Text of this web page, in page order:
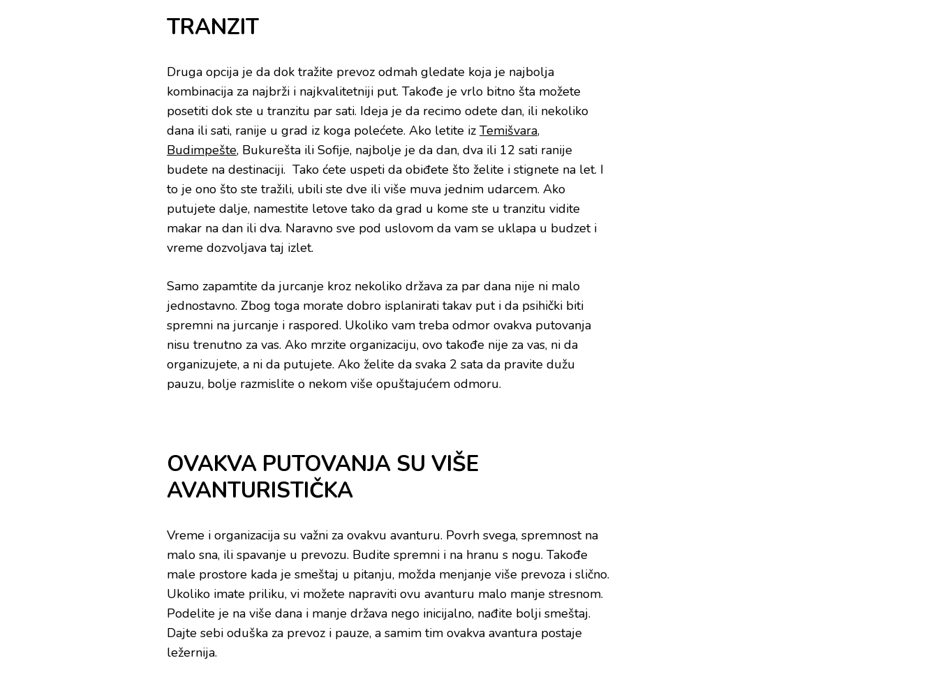
TRANZIT
Druga opcija je da dok tražite prevoz odmah gledate koja je najbolja
kombinacija za najbrži i najkvalitetniji put. Takođe je vrlo bitno šta možete
posetiti dok ste u tranzitu par sati. Ideja je da recimo odete dan, ili nekoliko
dana ili sati, ranije u grad iz koga polećete. Ako letite iz Temišvara,
Budimpešte, Bukurešta ili Sofije, najbolje je da dan, dva ili 12 sati ranije
budete na destinaciji. Tako ćete uspeti da obiđete što želite i stignete na let. I
to je ono što ste tražili, ubili ste dve ili više muva jednim udarcem. Ako
putujete dalje, namestite letove tako da grad u kome ste u tranzitu vidite
makar na dan ili dva. Naravno sve pod uslovom da vam se uklapa u budzet i
vreme dozvoljava taj izlet.
Samo zapamtite da jurcanje kroz nekoliko država za par dana nije ni malo
jednostavno. Zbog toga morate dobro isplanirati takav put i da psihički biti
spremni na jurcanje i raspored. Ukoliko vam treba odmor ovakva putovanja
nisu trenutno za vas. Ako mrzite organizaciju, ovo takođe nije za vas, ni da
organizujete, a ni da putujete. Ako želite da svaka 2 sata da pravite dužu
pauzu, bolje razmislite o nekom više opuštajućem odmoru.
OVAKVA PUTOVANJA SU VIŠE
AVANTURISTIČKA
Vreme i organizacija su važni za ovakvu avanturu. Povrh svega, spremnost na
malo sna, ili spavanje u prevozu. Budite spremni i na hranu s nogu. Takođe
male prostore kada je smeštaj u pitanju, možda menjanje više prevoza i slično.
Ukoliko imate priliku, vi možete napraviti ovu avanturu malo manje stresnom.
Podelite je na više dana i manje država nego inicijalno, nađite bolji smeštaj.
Dajte sebi oduška za prevoz i pauze, a samim tim ovakva avantura postaje
ležernija.